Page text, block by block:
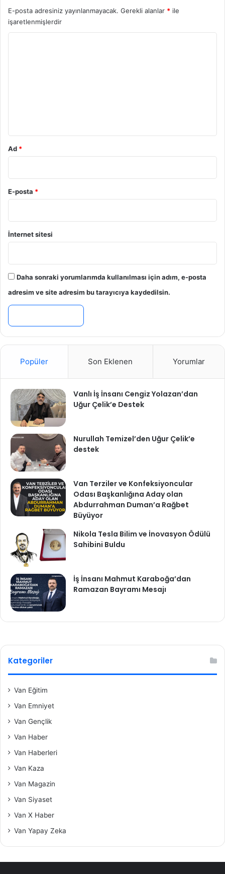
E-posta adresiniz yayınlanmayacak. Gerekli alanlar * ile
işaretlenmişlerdir
Ad *
E-posta *
İnternet sitesi
Daha sonraki yorumlarımda kullanılması için adım, e-posta
adresim ve site adresim bu tarayıcıya kaydedilsin.
Popüler Son Eklenen Yorumlar
Vanlı İş İnsanı Cengiz Yolazan’dan
Uğur Çelik’e Destek
Nurullah Temizel’den Uğur Çelik’e
destek
Van Terziler ve Konfeksiyoncular
Odası Başkanlığına Aday olan
Abdurrahman Duman’a Rağbet
Büyüyor
Nikola Tesla Bilim ve İnovasyon Ödülü
Sahibini Buldu
İş İnsanı Mahmut Karaboğa’dan
Ramazan Bayramı Mesajı
Kategoriler
Van Eğitim
Van Emniyet
Van Gençlik
Van Haber
Van Haberleri
Van Kaza
Van Magazin
Van Siyaset
Van X Haber
Van Yapay Zeka